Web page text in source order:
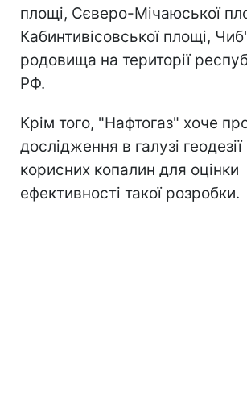
площі, Сєверо-Мічаюської
Кабинтивісовської площі,
родовища на території
РФ.
Крім того, "Нафтогаз" хоче
дослідження в галузі
корисних копалин для оцінки
ефективності такої розробки.